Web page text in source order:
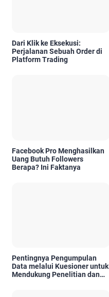
Dari Klik ke Eksekusi:
Perjalanan Sebuah Order di
Platform Trading
Facebook Pro Menghasilkan
Uang Butuh Followers
Berapa? Ini Faktanya
Pentingnya Pengumpulan
Data melalui Kuesioner untuk
Mendukung Penelitian dan